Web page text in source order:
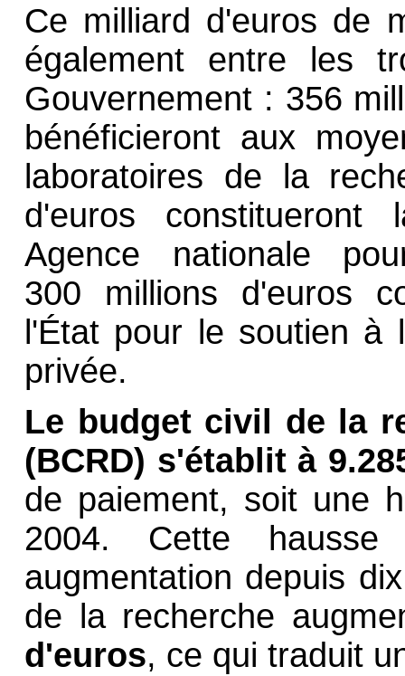
Ce milliard d'euros de
également entre les
Gouvernement : 356
bénéficieront aux
laboratoires de la
d'euros
Agence nationale
300 millions d'euros
l'État pour le soutien à
privée.
Le budget civil de la
(BCRD) s'établit à
de paiement, soit une
2004. Cette
augmentation depuis
de la recherche
d'euros, ce qui traduit